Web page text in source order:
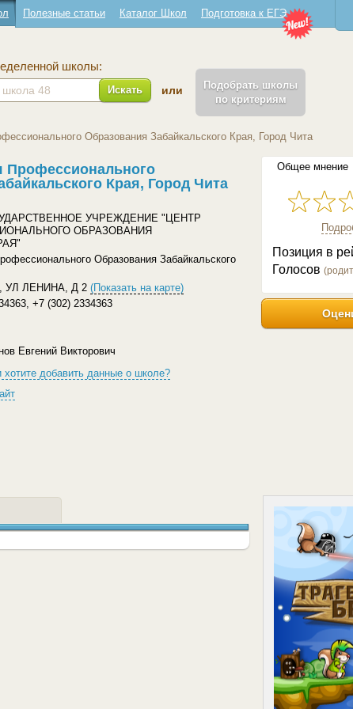
Полезные статьи Каталог Школ Подготовка к ЕГЭ
школы:
Искать или
Подобрать школы
по критериям
Образования Забайкальского Края, Город Чита
Профессионального
Края, Город Чита
УЧРЕЖДЕНИЕ "ЦЕНТР
ОБРАЗОВАНИЯ
Образования Забайкальского
УЛ ЛЕНИНА, Д 2 (Показать на карте)
+7 (302) 2334363
Евгений Викторович
добавить данные о школе?
Общее мнение
Позиция в
Голосов